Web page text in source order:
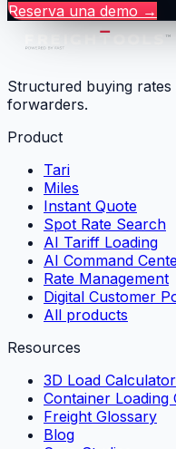
Reserva una demo →
Structured buying
forwarders.
Product
Tari
Miles
Instant Quote
Spot Rate Search
AI Tariff Loading
AI Command
Rate Management
Digital Customer
All products
Resources
3D Load Calculator
Container Loading
Freight Glossary
Blog